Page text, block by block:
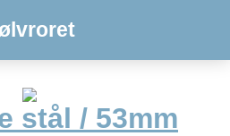
stål / 53mm